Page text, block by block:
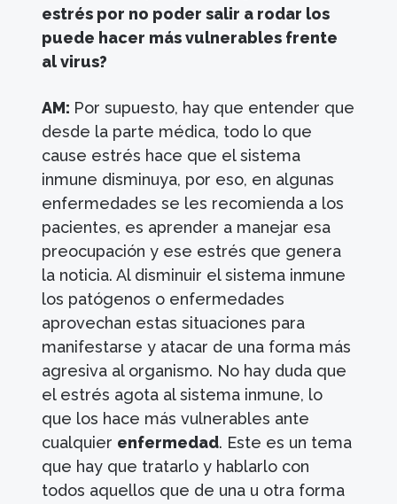
estrés por no poder salir a rodar los
puede hacer más vulnerables frente
al virus?
AM: Por supuesto, hay que entender que
desde la parte médica, todo lo que
cause estrés hace que el sistema
inmune disminuya, por eso, en algunas
enfermedades se les recomienda a los
pacientes, es aprender a manejar esa
preocupación y ese estrés que genera
la noticia. Al disminuir el sistema inmune
los patógenos o enfermedades
aprovechan estas situaciones para
manifestarse y atacar de una forma más
agresiva al organismo. No hay duda que
el estrés agota al sistema inmune, lo
que los hace más vulnerables ante
cualquier enfermedad. Este es un tema
que hay que tratarlo y hablarlo con
todos aquellos que de una u otra forma